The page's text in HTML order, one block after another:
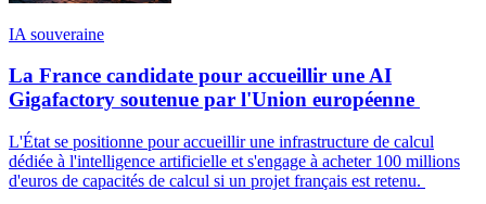
IA souveraine
La France candidate pour accueillir une AI
Gigafactory soutenue par l'Union européenne
L'État se positionne pour accueillir une infrastructure de calcul
dédiée à l'intelligence artificielle et s'engage à acheter 100 millions
d'euros de capacités de calcul si un projet français est retenu.